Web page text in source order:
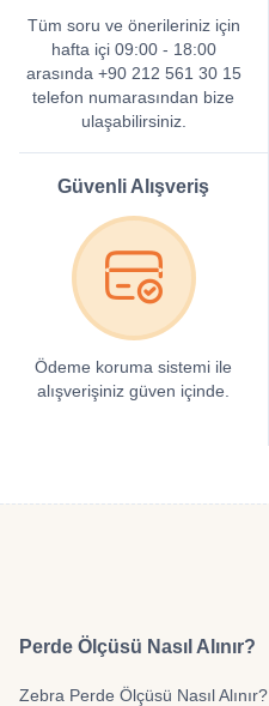
Tüm soru ve önerileriniz için
hafta içi 09:00 - 18:00
arasında +90 212 561 30 15
telefon numarasından bize
ulaşabilirsiniz.
Güvenli Alışveriş
Ödeme koruma sistemi ile
alışverişiniz güven içinde.
Perde Ölçüsü Nasıl Alınır?
Zebra Perde Ölçüsü Nasıl Alınır?